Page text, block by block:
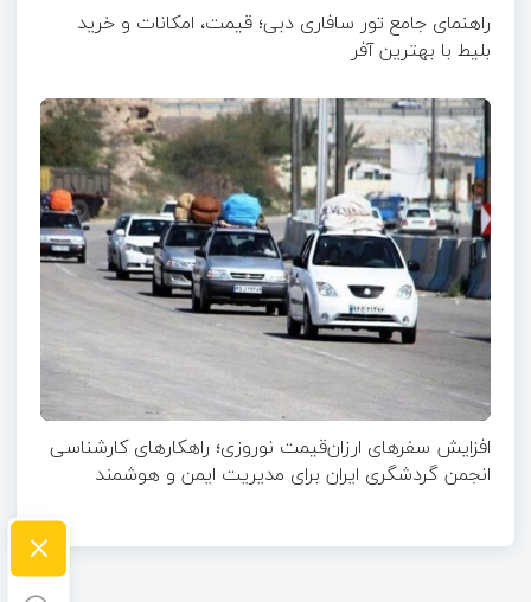
راهنمای جامع تور سافاری دبی؛ قیمت، امکانات و خرید
بلیط با بهترین آفر
افزایش سفرهای ارزان‌قیمت نوروزی؛ راهکارهای کارشناسی
انجمن گردشگری ایران برای مدیریت ایمن و هوشمند
×